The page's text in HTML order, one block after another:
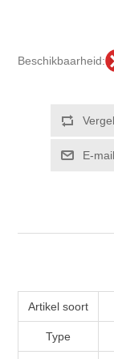
Beschikbaarheid:
Artikel soort
Type